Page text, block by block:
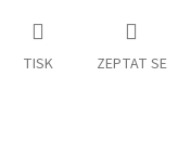
TISK ZEPTAT SE